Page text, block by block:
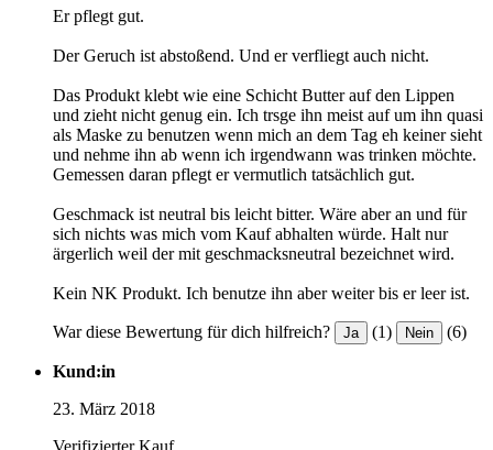
Er pflegt gut.
Der Geruch ist abstoßend. Und er verfliegt auch nicht.
Das Produkt klebt wie eine Schicht Butter auf den Lippen
und zieht nicht genug ein. Ich trsge ihn meist auf um ihn quasi
als Maske zu benutzen wenn mich an dem Tag eh keiner sieht
und nehme ihn ab wenn ich irgendwann was trinken möchte.
Gemessen daran pflegt er vermutlich tatsächlich gut.
Geschmack ist neutral bis leicht bitter. Wäre aber an und für
sich nichts was mich vom Kauf abhalten würde. Halt nur
ärgerlich weil der mit geschmacksneutral bezeichnet wird.
Kein NK Produkt. Ich benutze ihn aber weiter bis er leer ist.
War diese Bewertung für dich hilfreich? Ja (1) Nein (6)
Kund:in
23. März 2018